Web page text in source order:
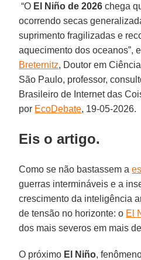
“O El Niño de 2026 chega
ocorrendo secas
suprimento fragilizadas e
aquecimento dos oceanos”,
Breternitz, Doutor em
São Paulo, professor,
Brasileiro de Internet das
por EcoDebate, 19-05-2026.
Eis o artigo.
Como se não bastassem a
guerras intermináveis e a
crescimento da inteligência
de tensão no horizonte: o El
dos mais severos em mais
O próximo El Niño,